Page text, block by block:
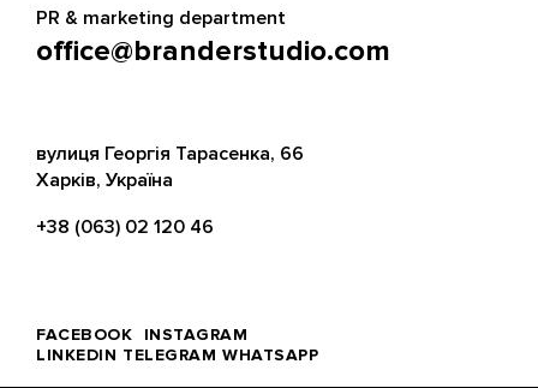
PR & marketing department
office@branderstudio.com
вулиця Георгія Тарасенка, 66
Харків, Україна
+38 (063) 02 120 46
FACEBOOK
INSTAGRAM
LINKEDIN TELEGRAM WHATSAPP